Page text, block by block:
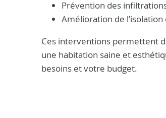
Prévention des
Amélioration de l’isolation
Ces interventions permettent
une habitation saine et
besoins et votre budget.